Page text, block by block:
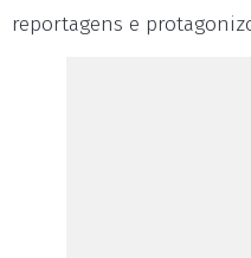
reportagens e